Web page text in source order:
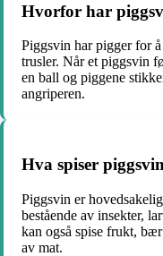
Hvorfor har
Piggsvin har pigger for
trusler. Når et piggsvin
en ball og piggene
angriperen.
Hva spiser
Piggsvin er
bestående av insekter,
kan også spise frukt,
av mat.